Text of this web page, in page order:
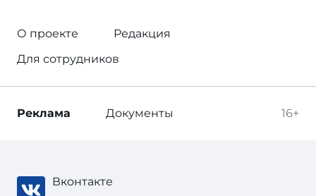
О проекте
Редакция
Для сотрудников
16+
Реклама Документы
Вконтакте